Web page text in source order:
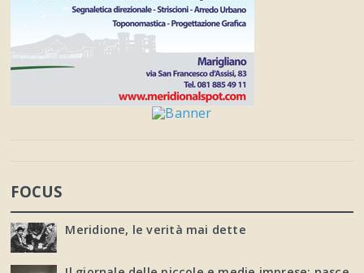
FOCUS
Meridione, le verità mai dette